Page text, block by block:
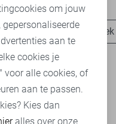
om jouw
aan te
cookies je
voor alle cookies, of
aan te passen.
Kies dan
alles over onze